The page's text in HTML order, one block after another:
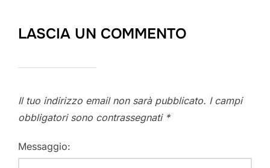
LASCIA UN COMMENTO
Il tuo indirizzo email non sarà pubblicato. I campi
obbligatori sono contrassegnati *
Messaggio: